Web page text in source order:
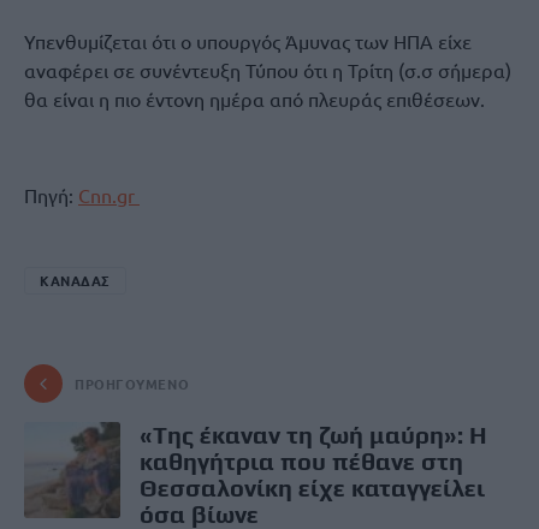
Υπενθυμίζεται ότι ο υπουργός Άμυνας των ΗΠΑ είχε
αναφέρει σε συνέντευξη Τύπου ότι η Τρίτη (σ.σ σήμερα)
θα είναι η πιο έντονη ημέρα από πλευράς επιθέσεων.
Πηγή: Cnn.gr
ΚΑΝΑΔΑΣ
ΠΡΟΗΓΟΎΜΕΝΟ
«Tης έκαναν τη ζωή μαύρη»: Η
καθηγήτρια που πέθανε στη
Θεσσαλονίκη είχε καταγγείλει
όσα βίωνε